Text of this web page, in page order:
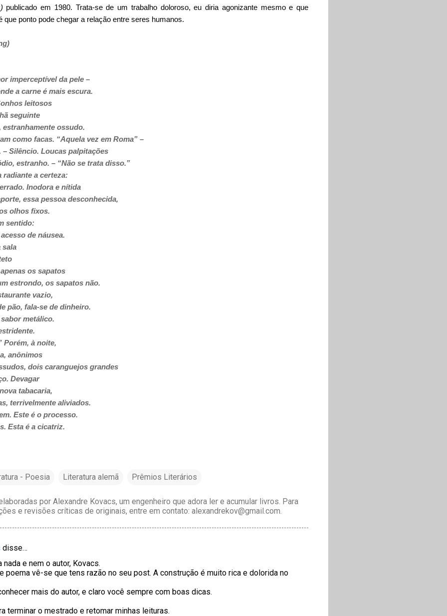
publicado em 1980. Trata-se de um trabalho doloroso, eu diria agonizante mesmo e que
que ponto pode chegar a relação entre seres humanos.
imperceptível da pele –
a carne é mais escura.
leitosos
seguinte
ossudo.
como facas. “Aquela vez em Roma” –
– Silêncio. Loucas palpitações
estranho. – “Não se trata disso.”
radiante a certeza:
Inodora e nítida
essa pessoa desconhecida,
olhos fixos.
sentido:
de náusea.
sala
os sapatos
estrondo, os sapatos não.
vazio,
pão, fala-se de dinheiro.
metálico.
Porém, à noite,
anônimos
dois caranguejos grandes
Devagar
tabacaria,
terrivelmente aliviados.
Este é o processo.
Esta é a cicatriz.
- Poesia Literatura alemã
Prêmios Literários
por Alexandre Kovacs, um engenheiro que adora ler e acumular livros. Para
e revisões críticas de originais, entre em contato: alexandrekov@gmail.com.
disse…
nada e nem o autor, Kovacs.
poema vê-se que tens razão no seu post. A construção é muito rica e dolorida no
mais do autor, e claro você sempre com boas dicas.
terminar o mestrado e retomar minhas leituras.